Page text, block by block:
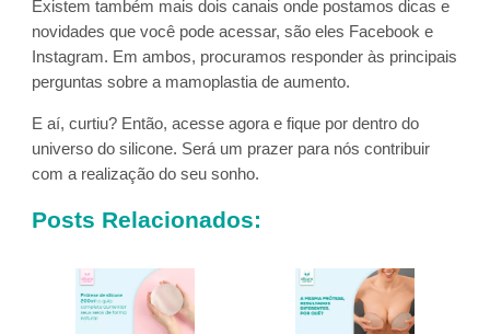
Existem também mais dois canais onde postamos dicas e
novidades que você pode acessar, são eles Facebook e
Instagram. Em ambos, procuramos responder às principais
perguntas sobre a mamoplastia de aumento.
E aí, curtiu? Então, acesse agora e fique por dentro do
universo do silicone. Será um prazer para nós contribuir
com a realização do seu sonho.
Posts Relacionados: